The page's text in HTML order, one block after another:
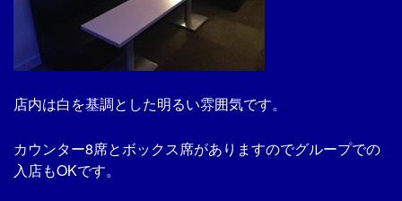
Link
店内は白を基調とした明るい雰囲気です。
カウンター8席とボックス席がありますのでグループでの
入店もOKです。